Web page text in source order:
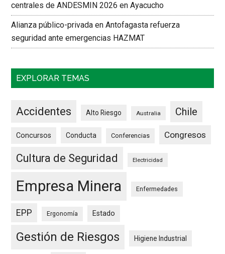
centrales de ANDESMIN 2026 en Ayacucho
Alianza público-privada en Antofagasta refuerza
seguridad ante emergencias HAZMAT
EXPLORAR TEMAS
Accidentes Alto Riesgo Australia Chile
Concursos Conducta Conferencias Congresos
Cultura de Seguridad Electricidad
Empresa Minera Enfermedades
EPP Ergonomía Estado
Gestión de Riesgos Higiene Industrial